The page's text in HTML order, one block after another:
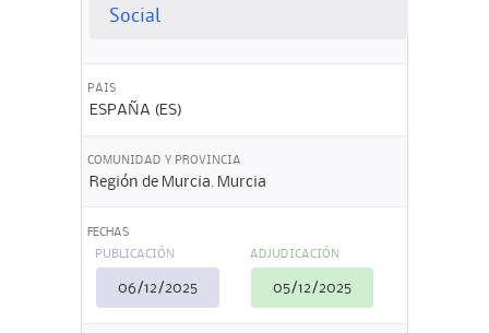
Social
PAIS
ESPAÑA (ES)
COMUNIDAD Y PROVINCIA
Región de Murcia. Murcia
FECHAS
PUBLICACIÓN
06/12/2025
ADJUDICACIÓN
05/12/2025